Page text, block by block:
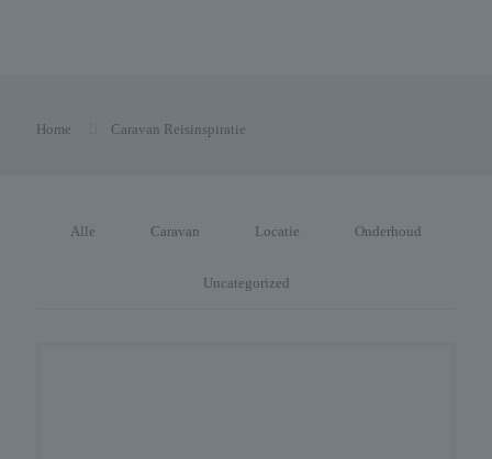
Home Caravan Reisinspiratie
Alle Caravan Locatie Onderhoud
Uncategorized